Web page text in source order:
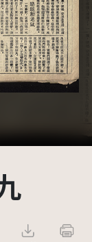
後版本(CC BY-NC 3.0 TW +)